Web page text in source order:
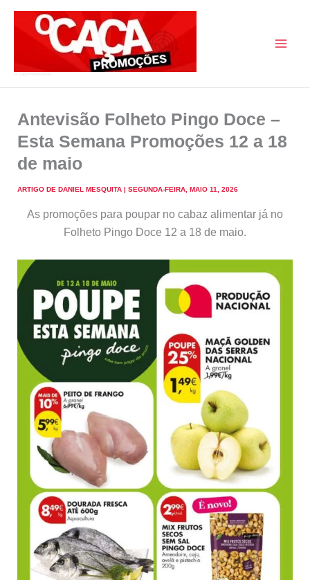
Antevisão Folheto Pingo Doce –
Esta Semana Promoções 12 a 18
de maio
ARTIGO DE DANIEL MESQUITA | SEGUNDA-FEIRA, MAIO 11, 2026
As promoções para poupar no cabaz alimentar já no
Folheto Pingo Doce 12 a 18 de maio.